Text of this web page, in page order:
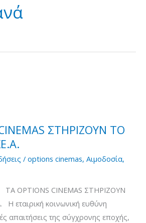
ΣΤΗΡΙΖΟΥΝ ΤΟ
/ options cinemas, Αιμοδοσία,
OPTIONS CINEMAS ΣΤΗΡΙΖΟΥΝ
εταιρική κοινωνική ευθύνη
απαιτήσεις της σύγχρονης εποχής,